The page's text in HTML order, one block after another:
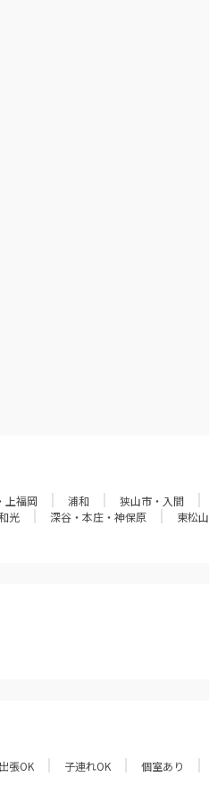
上福岡 浦和 狭山市・入間
光 深谷・本庄・神保原 東松
出張OK 子連れOK 個室あり